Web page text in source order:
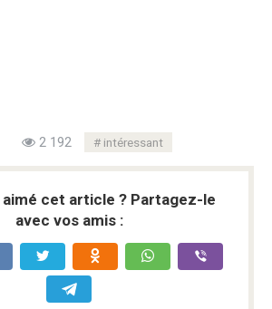
2 192 intéressant
cet article ? Partagez-le
avec vos amis :